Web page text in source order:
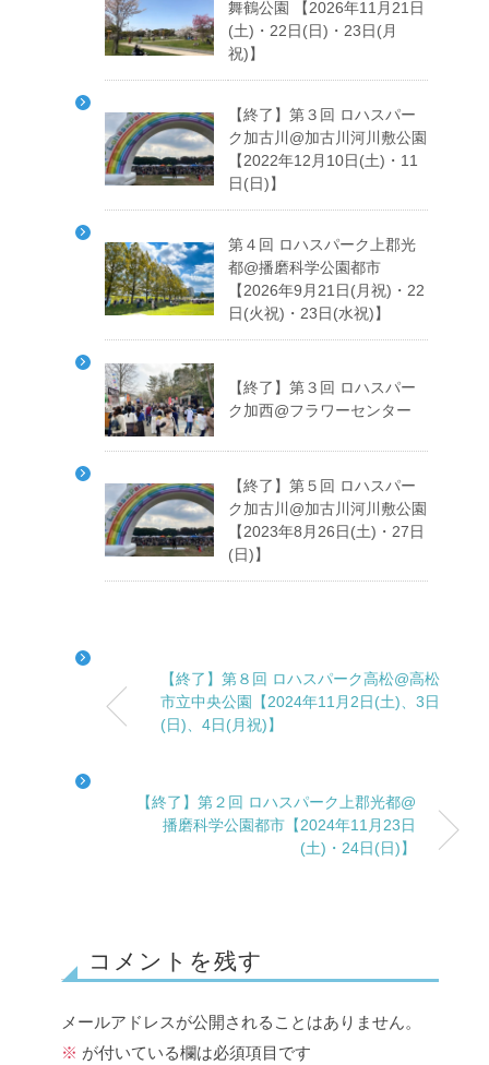
舞鶴公園 【2026年11月21日
(土)・22日(日)・23日(月
祝)】
【終了】第３回 ロハスパー
ク加古川@加古川河川敷公園
【2022年12月10日(土)・11
日(日)】
第４回 ロハスパーク上郡光
都@播磨科学公園都市
【2026年9月21日(月祝)・22
日(火祝)・23日(水祝)】
【終了】第３回 ロハスパー
ク加西@フラワーセンター
【終了】第５回 ロハスパー
ク加古川@加古川河川敷公園
【2023年8月26日(土)・27日
(日)】
【終了】第８回 ロハスパーク高松@高松
市立中央公園【2024年11月2日(土)、3日
(日)、4日(月祝)】
【終了】第２回 ロハスパーク上郡光都@
播磨科学公園都市【2024年11月23日
(土)・24日(日)】
コメントを残す
メールアドレスが公開されることはありません。
※ が付いている欄は必須項目です